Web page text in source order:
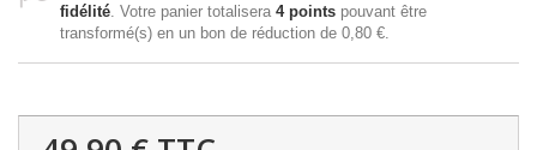
fidélité . Votre panier totalisera 4points pouvant être
transformé(s) en un bon de réduction de 0,80 €